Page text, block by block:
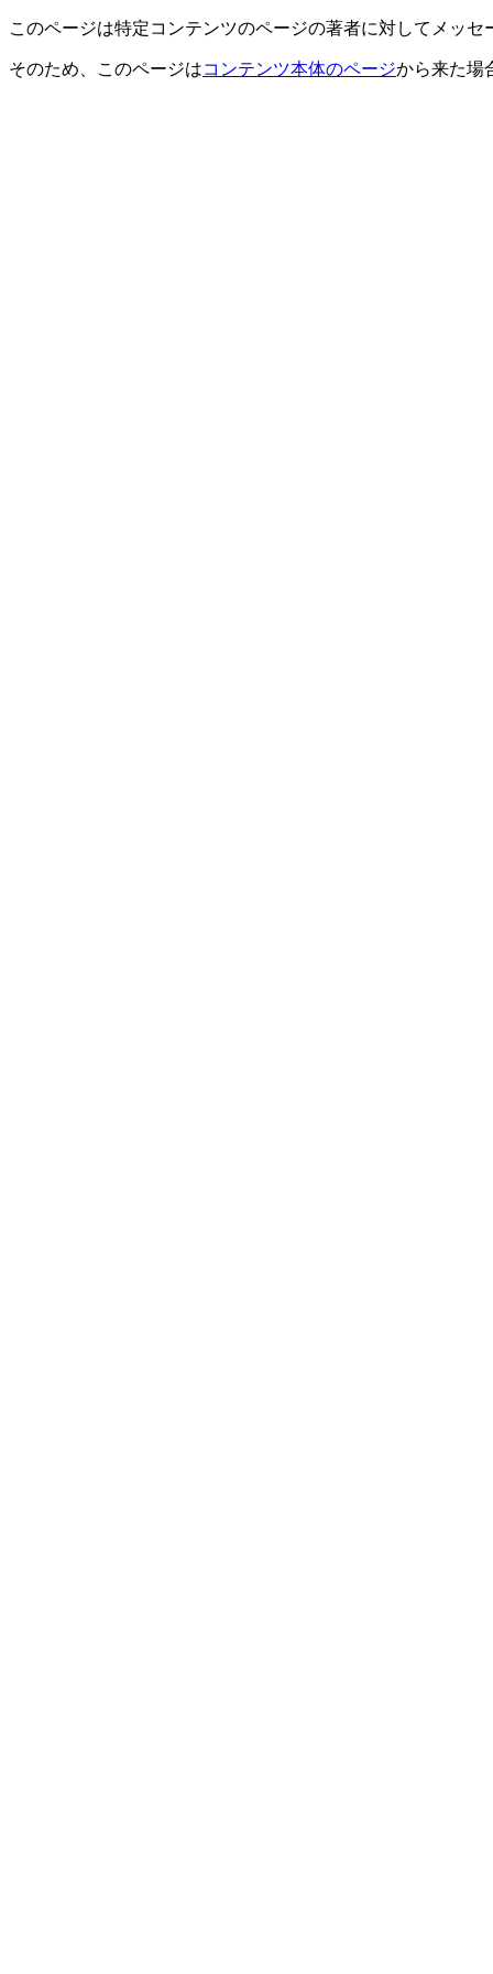
このページは特定コンテンツのページの著者に対してメッ
そのため、このページはコンテンツ本体のページから来た場